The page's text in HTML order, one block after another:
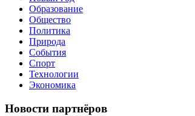
Образование
Общество
Политика
Природа
События
Спорт
Технологии
Экономика
Новости партнёров